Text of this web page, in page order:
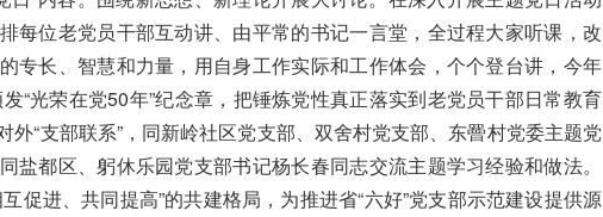
每位老党员干部互动讲、由平常的书记一言堂，全过程大家听课，改
专长、智慧和力量，用自身工作实际和工作体会，个个登台讲，今年
“光荣在党50年”纪念章，把锤炼党性真正落实到老党员干部日常教育
“支部联系”，同新岭社区党支部、双舍村党支部、东罾村党委主题党
盐都区、躬休乐园党支部书记杨长春同志交流主题学习经验和做法。
促进、共同提高”的共建格局，为推进省“六好”党支部示范建设提供源